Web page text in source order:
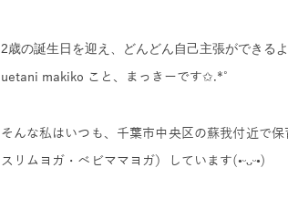
2歳の誕生日を迎え、どんどん自己主張ができる
uetani makiko こと、まっきーです✩.*˚
そんな私はいつも、千葉市中央区の蘇我付近で
スリムヨガ・ベビママヨガ）しています(•ᵕᴗᵕ•)